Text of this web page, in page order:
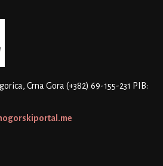
Crna Gora (+382) 69-155-231 PIB: